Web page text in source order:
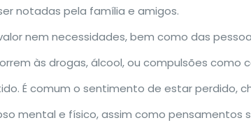
notadas pela família e amigos.
nem necessidades, bem como das
às drogas, álcool, ou compulsões como
É comum o sentimento de estar perdido,
mental e físico, assim como pensamentos